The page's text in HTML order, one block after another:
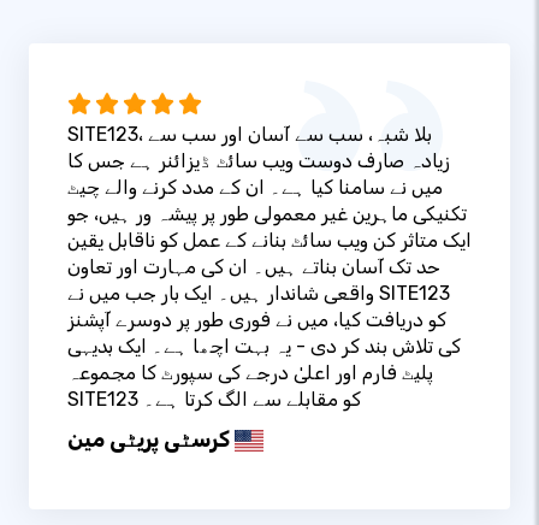
SITE123، بلا شبہ، سب سے آسان اور سب سے
زیادہ صارف دوست ویب سائٹ ڈیزائنر ہے جس کا
میں نے سامنا کیا ہے۔ ان کے مدد کرنے والے چیٹ
تکنیکی ماہرین غیر معمولی طور پر پیشہ ور ہیں، جو
ایک متاثر کن ویب سائٹ بنانے کے عمل کو ناقابل یقین
حد تک آسان بناتے ہیں۔ ان کی مہارت اور تعاون
واقعی شاندار ہیں۔ ایک بار جب میں نے SITE123
کو دریافت کیا، میں نے فوری طور پر دوسرے آپشنز
کی تلاش بند کر دی - یہ بہت اچھا ہے۔ ایک بدیہی
پلیٹ فارم اور اعلیٰ درجے کی سپورٹ کا مجموعہ
SITE123 کو مقابلے سے الگ کرتا ہے۔
کرسٹی پریٹی مین